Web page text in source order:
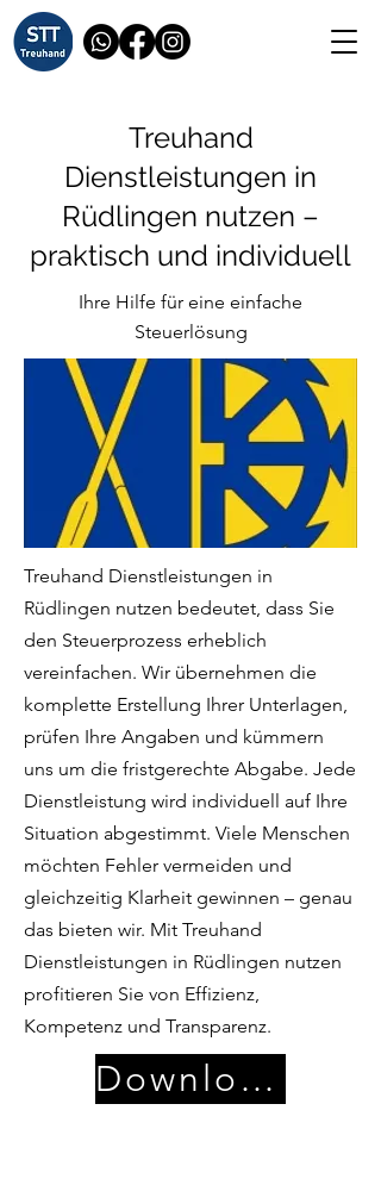
Treuhand
Dienstleistungen in
Rüdlingen nutzen –
praktisch und individuell
Ihre Hilfe für eine einfache
Steuerlösung
Treuhand Dienstleistungen in
Rüdlingen nutzen bedeutet, dass Sie
den Steuerprozess erheblich
vereinfachen. Wir übernehmen die
komplette Erstellung Ihrer Unterlagen,
prüfen Ihre Angaben und kümmern
uns um die fristgerechte Abgabe. Jede
Dienstleistung wird individuell auf Ihre
Situation abgestimmt. Viele Menschen
möchten Fehler vermeiden und
gleichzeitig Klarheit gewinnen – genau
das bieten wir. Mit Treuhand
Dienstleistungen in Rüdlingen nutzen
profitieren Sie von Effizienz,
Kompetenz und Transparenz.
Download